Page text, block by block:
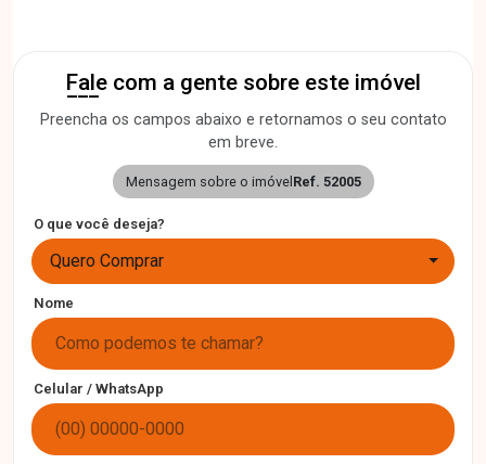
Fale com a gente sobre este imóvel
Preencha os campos abaixo e retornamos o seu contato
em breve.
Mensagem sobre o imóvel Ref. 52005
O que você deseja?
Quero Comprar
Nome
Celular / WhatsApp